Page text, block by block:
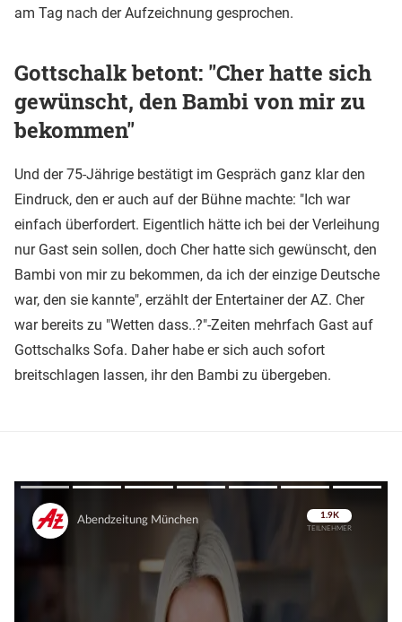
am Tag nach der Aufzeichnung gesprochen.
Gottschalk betont: "Cher hatte sich
gewünscht, den Bambi von mir zu
bekommen"
Und der 75-Jährige bestätigt im Gespräch ganz klar den
Eindruck, den er auch auf der Bühne machte: "Ich war
einfach überfordert. Eigentlich hätte ich bei der Verleihung
nur Gast sein sollen, doch Cher hatte sich gewünscht, den
Bambi von mir zu bekommen, da ich der einzige Deutsche
war, den sie kannte", erzählt der Entertainer der AZ. Cher
war bereits zu "Wetten dass..?"-Zeiten mehrfach Gast auf
Gottschalks Sofa. Daher habe er sich auch sofort
breitschlagen lassen, ihr den Bambi zu übergeben.
Überspringen